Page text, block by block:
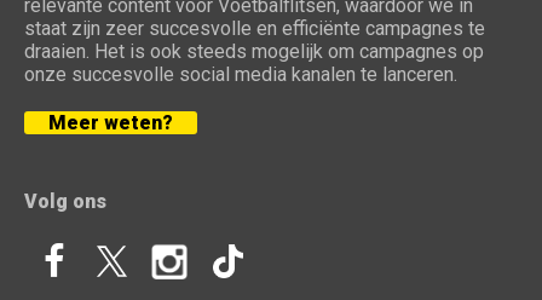
relevante content voor Voetbalflitsen, waardoor we in
staat zijn zeer succesvolle en efficiënte campagnes te
draaien. Het is ook steeds mogelijk om campagnes op
onze succesvolle social media kanalen te lanceren.
Meer weten?
Volg ons